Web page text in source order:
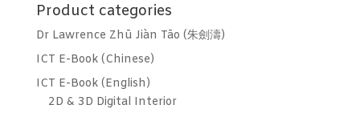
Product categories
Dr Lawrence Zhū Jiàn Tāo (朱劍濤)
ICT E-Book (Chinese)
ICT E-Book (English)
2D & 3D Digital Interior